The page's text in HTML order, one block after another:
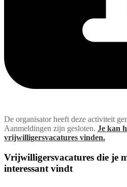
De organisator heeft deze activiteit
Aanmeldingen zijn gesloten. Je kan
vrijwilligersvacatures vinden.
Vrijwilligersvacatures die je
interessant vindt